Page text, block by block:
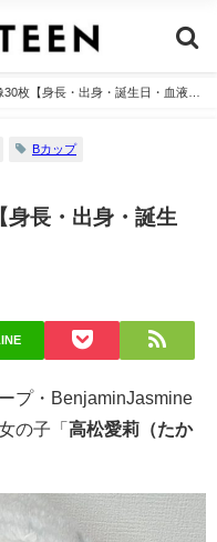
枚【身長・出身・誕生日・血液
Bカップ
身長・出身・誕生
プ・BenjaminJasmine
の子「高松愛莉（たか